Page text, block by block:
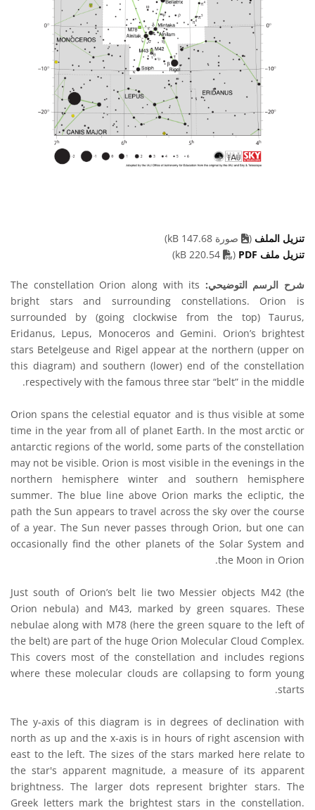
تنزيل الملف (
صورة 147.68 kB)
تنزيل ملف PDF
(
PDF file
شرح الرسم التوضيحي: The constellation Orion along with its
bright stars and surrounding constellations. Orion is
surrounded by (going clockwise from the top) Taurus,
Eridanus, Lepus, Monoceros and Gemini. Orion’s brightest
stars Betelgeuse and Rigel appear at the northern (upper on
this diagram) and southern (lower) end of the constellation
respectively with the famous three star “belt” in the middle.
Orion spans the celestial equator and is thus visible at some
time in the year from all of planet Earth. In the most arctic or
antarctic regions of the world, some parts of the constellation
may not be visible. Orion is most visible in the evenings in the
northern hemisphere winter and southern hemisphere
summer. The blue line above Orion marks the ecliptic, the
path the Sun appears to travel across the sky over the course
of a year. The Sun never passes through Orion, but one can
occasionally find the other planets of the Solar System and
the Moon in Orion.
Just south of Orion’s belt lie two Messier objects M42 (the
Orion nebula) and M43, marked by green squares. These
nebulae along with M78 (here the green square to the left of
the belt) are part of the huge Orion Molecular Cloud Complex.
This covers most of the constellation and includes regions
where these molecular clouds are collapsing to form young
starts.
The y-axis of this diagram is in degrees of declination with
north as up and the x-axis is in hours of right ascension with
east to the left. The sizes of the stars marked here relate to
the star's apparent magnitude, a measure of its apparent
brightness. The larger dots represent brighter stars. The
Greek letters mark the brightest stars in the constellation.